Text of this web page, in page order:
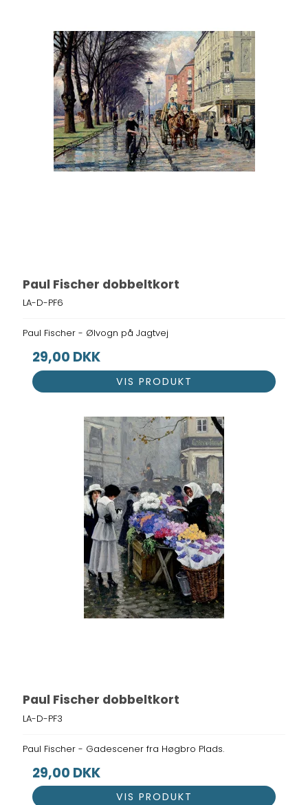
Paul Fischer dobbeltkort
LA-D-PF6
Paul Fischer - Ølvogn på Jagtvej
29,00 DKK
VIS PRODUKT
Paul Fischer dobbeltkort
LA-D-PF3
Paul Fischer - Gadescener fra Høgbro Plads.
29,00 DKK
VIS PRODUKT